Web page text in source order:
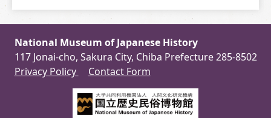
National Museum of Japanese History
117 Jonai-cho, Sakura City, Chiba Prefecture 285-8502
Privacy Policy
Contact Form